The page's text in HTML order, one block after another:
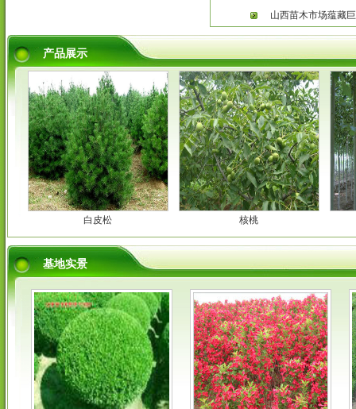
山西苗木市场蕴藏
产品展示
白皮松 核桃
基地实景